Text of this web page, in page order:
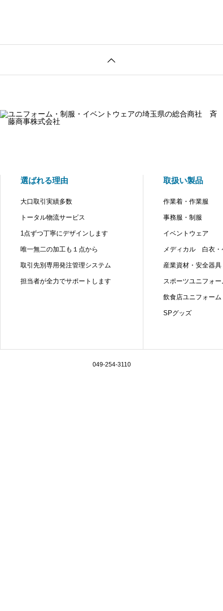
選ばれる理由
大口取引実績多数
トータル物流サービス
1点ずつ丁寧にデザインします
唯一無二の加工も１点から
取引先別専用発注管理システム
担当者が全力でサポートします
取扱い製品
作業着・作業服
事務服・制服
イベントウェア
メディカル 白衣・
産業資材・安全器具
スポーツユニフォー
飲食店ユニフォーム
SPグッズ
049-254-3110